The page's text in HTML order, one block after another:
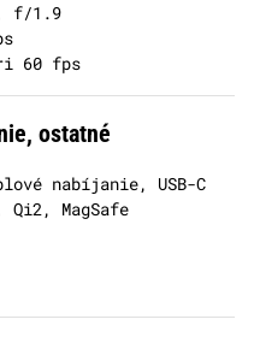
f/1.9
60 fps
ostatné
nabíjanie, USB-C
MagSafe